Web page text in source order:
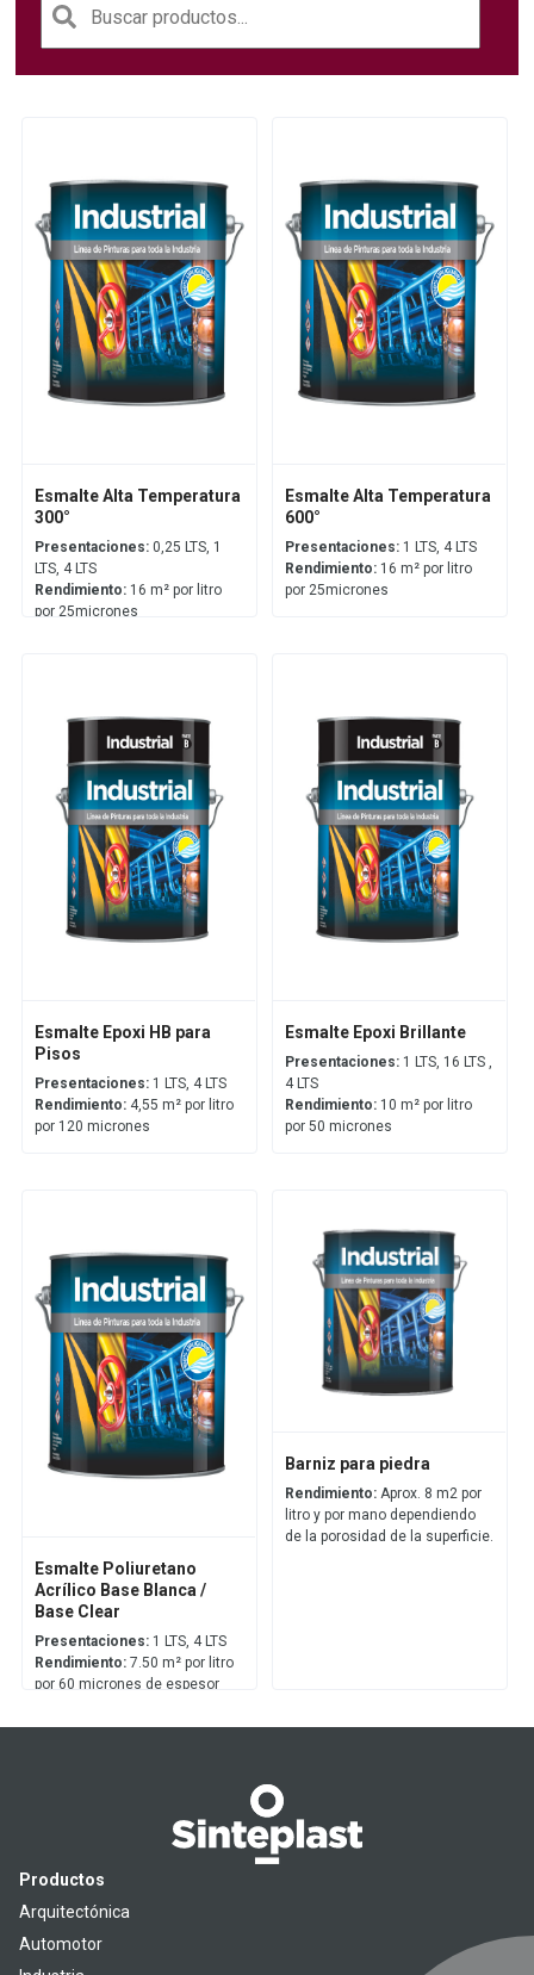
Esmalte Alta Temperatura
300°
Presentaciones:0,25 LTS, 1
LTS, 4 LTS
Rendimiento:16 m² por litro
por 25micrones
Esmalte Alta Temperatura
600°
Presentaciones:1 LTS, 4 LTS
Rendimiento:16 m² por litro
por 25micrones
Esmalte Epoxi HB para
Pisos
Presentaciones:1 LTS, 4 LTS
Rendimiento:4,55 m² por litro
por 120 micrones
Esmalte Epoxi Brillante
Presentaciones:1 LTS, 16 LTS ,
4 LTS
Rendimiento:10 m² por litro
por 50 micrones
Esmalte Poliuretano
Acrílico Base Blanca /
Base Clear
Presentaciones:1 LTS, 4 LTS
Rendimiento:7.50 m² por litro
por 60 micrones de espesor
Barniz para piedra
Rendimiento:Aprox. 8 m2 por
litro y por mano dependiendo
de la porosidad de la superficie.
Productos
Arquitectónica
Automotor